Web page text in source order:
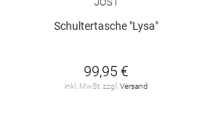
Schultertasche "Lysa"
99,95 €
inkl. MwSt. zzgl.Versand